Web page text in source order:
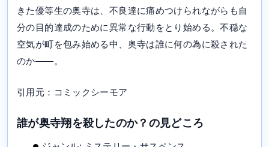
きた優等生の奥寺は、不良達に痛めつけられながらも自
分の目的達成のために異常な行動をとり始める。不穏な
空気が町を包み始める中、奥寺は誰に何の為に殺された
のか――。
引用元：コミックシーモア
誰が奥寺翔を殺したのか？の見どころ